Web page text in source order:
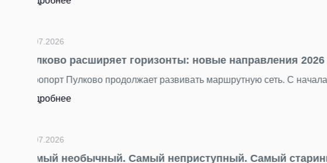
«Нечего смотреть» — самый несправедливый миф о
Пока Стамбул, Анталья и другие курортные города хорошо
22.07.2026